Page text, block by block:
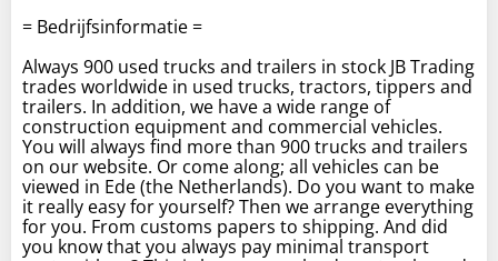
= Bedrijfsinformatie =
Always 900 used trucks and trailers in stock JB Trading
trades worldwide in used trucks, tractors, tippers and
trailers. In addition, we have a wide range of
construction equipment and commercial vehicles.
You will always find more than 900 trucks and trailers
on our website. Or come along; all vehicles can be
viewed in Ede (the Netherlands). Do you want to make
it really easy for yourself? Then we arrange everything
for you. From customs papers to shipping. And did
you know that you always pay minimal transport